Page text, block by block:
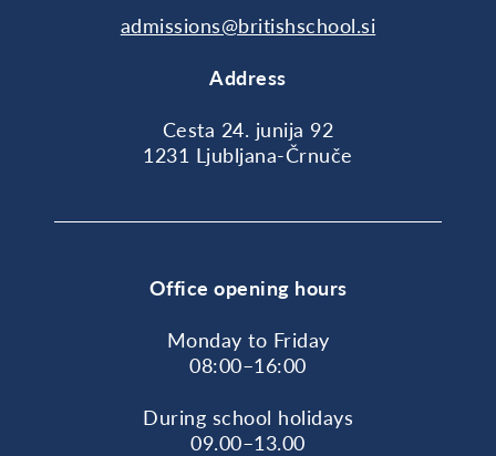
admissions@britishschool.si
Address
Cesta 24. junija 92
1231 Ljubljana-Črnuče
Office opening hours
Monday to Friday
08:00–16:00
During school holidays
09.00–13.00